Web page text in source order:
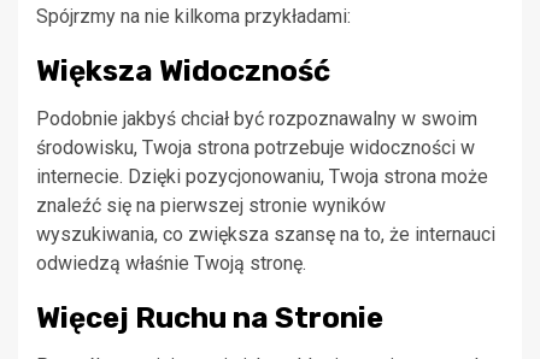
Spójrzmy na nie kilkoma przykładami:
Większa Widoczność
Podobnie jakbyś chciał być rozpoznawalny w swoim
środowisku, Twoja strona potrzebuje widoczności w
internecie. Dzięki pozycjonowaniu, Twoja strona może
znaleźć się na pierwszej stronie wyników
wyszukiwania, co zwiększa szansę na to, że internauci
odwiedzą właśnie Twoją stronę.
Więcej Ruchu na Stronie